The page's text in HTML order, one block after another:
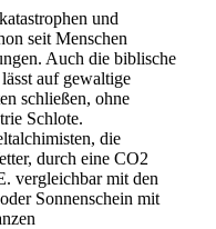
und
seit Menschen
Auch die biblische
auf gewaltige
schließen, ohne
Schlote.
die
durch eine CO2
vergleichbar mit den
Sonnenschein mit